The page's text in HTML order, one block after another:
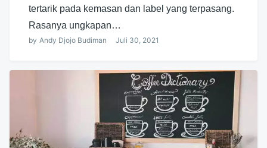
tertarik pada kemasan dan label yang terpasang.
Rasanya ungkapan…
by Andy Djojo Budiman Juli 30, 2021